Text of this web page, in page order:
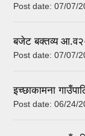
Post date: 07/07/
बजेट बक्तव्य
Post date: 07/07/
इच्छाकामना
Post date: 06/24/